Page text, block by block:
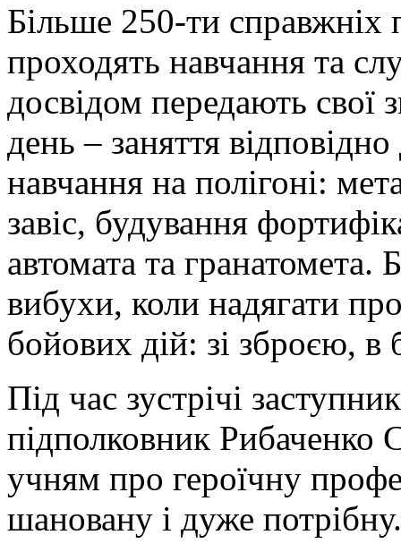
Більше 250-ти справжніх
проходять навчання та
досвідом передають
день – заняття
навчання на полігоні:
завіс, будування
автомата та гранатомета.
вибухи, коли надягати
бойових дій: зі зброєю, в
Під час зустрічі
підполковник Рибаченко
учням про героїчну
шановану і дуже потрібну.